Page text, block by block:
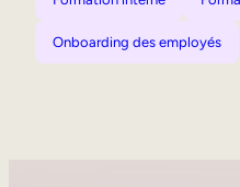
Onboarding des employés